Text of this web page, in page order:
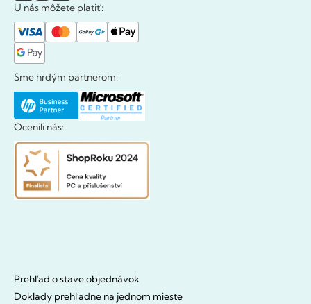
U nás môžete platiť:
Sme hrdým partnerom:
Ocenili nás:
Prehľad o stave objednávok
Doklady prehľadne na jednom mieste